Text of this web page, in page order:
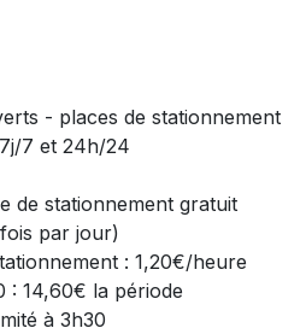
- places de stationnement
7j/7 et 24h/24
de stationnement gratuit
par jour)
: 1,20€/heure
: 14,60€ la période
à 3h30